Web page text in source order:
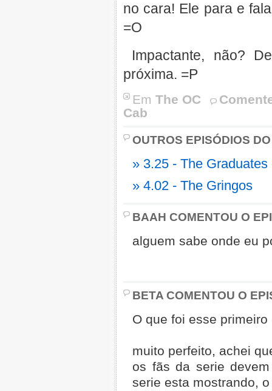
no cara! Ele para e
=O
Impactante, não?
próxima. =P
Em The OC
Cab
OUTROS EPISÓDIOS
» 3.25 - The
» 4.02 - The Gringos
BAAH COMENTOU O
alguem sabe onde eu
BETA COMENTOU O
O que foi esse
muito perfeito, achei
os fãs da serie
serie esta mostrando,